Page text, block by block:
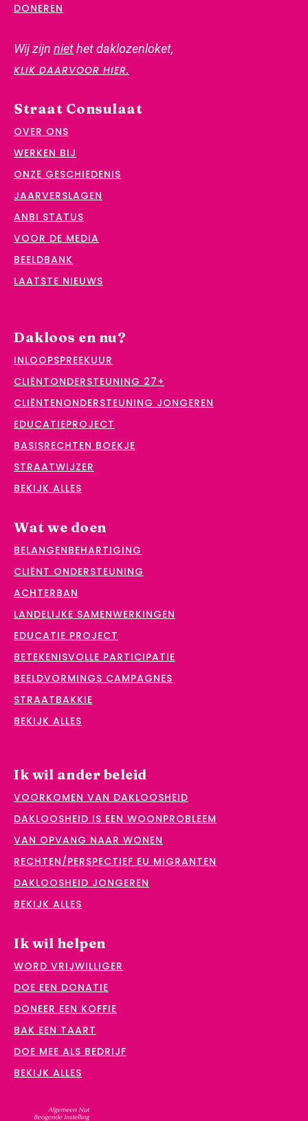
DONEREN
Wij zijn niethet daklozenloket,
KLIK DAARVOOR HIER.
Straat Consulaat
OVER ONS
WERKEN BIJ
ONZE GESCHIEDENIS
JAARVERSLAGEN
ANBI STATUS
VOOR DE MEDIA
BEELDBANK
LAATSTE NIEUWS
Dakloos en nu?
INLOOPSPREEKUUR
CLIËNTONDERSTEUNING 27+
CLIËNTENONDERSTEUNING JONGEREN
EDUCATIEPROJECT
BASISRECHTEN BOEKJE
STRAATWIJZER
BEKIJK ALLES
Wat we doen
BELANGENBEHARTIGING
CLIËNT ONDERSTEUNING
ACHTERBAN
LANDELIJKE SAMENWERKINGEN
EDUCATIE PROJECT
BETEKENISVOLLE PARTICIPATIE
BEELDVORMINGS CAMPAGNES
STRAATBAKKIE
BEKIJK ALLES
Ik wil ander beleid
VOORKOMEN VAN DAKLOOSHEID
DAKLOOSHEID IS EEN WOONPROBLEEM
VAN OPVANG NAAR WONEN
RECHTEN/PERSPECTIEF EU MIGRANTEN
DAKLOOSHEID JONGEREN
BEKIJK ALLES
Ik wil helpen
WORD VRIJWILLIGER
DOE EEN DONATIE
DONEER EEN KOFFIE
BAK EEN TAART
DOE MEE ALS BEDRIJF
BEKIJK ALLES